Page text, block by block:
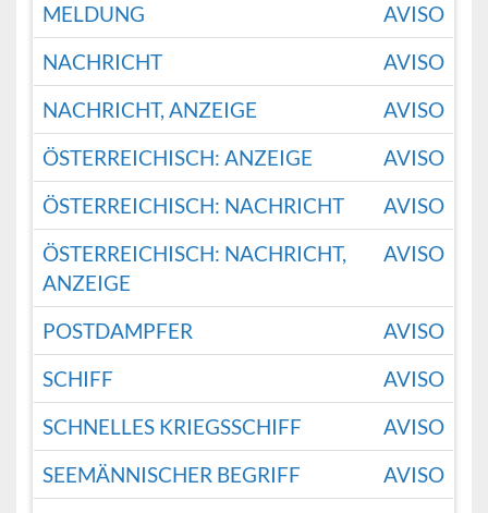
MELDUNG
AVISO
NACHRICHT
AVISO
NACHRICHT, ANZEIGE
AVISO
ÖSTERREICHISCH: ANZEIGE
AVISO
ÖSTERREICHISCH: NACHRICHT
AVISO
ÖSTERREICHISCH: NACHRICHT,
ANZEIGE
AVISO
POSTDAMPFER
AVISO
SCHIFF
AVISO
SCHNELLES KRIEGSSCHIFF
AVISO
SEEMÄNNISCHER BEGRIFF
AVISO